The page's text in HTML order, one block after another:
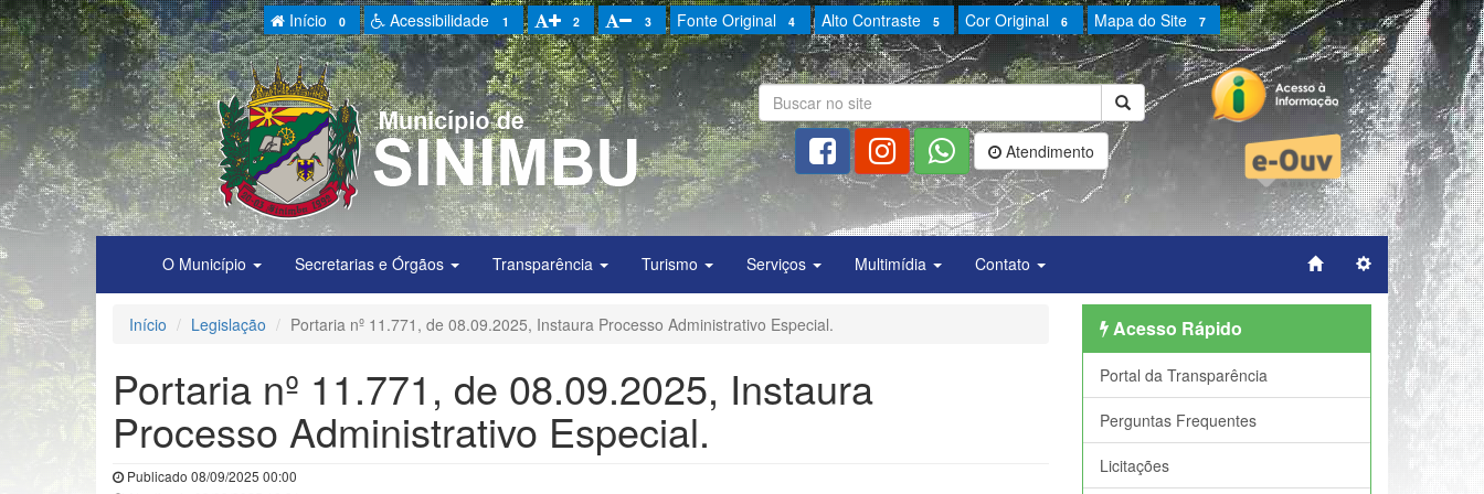
Início 0 Acessibilidade 1 2 3 Fonte Original 4 Alto Contraste 5 Cor Original 6 Mapa do Site 7
Atendimento
O Município Secretarias e Órgãos Transparência Turismo Serviços Multimídia Contato
Início Legislação Portaria nº 11.771, de 08.09.2025, Instaura Processo Administrativo Especial.
Portaria nº 11.771, de 08.09.2025, Instaura
Processo Administrativo Especial.
Publicado 08/09/2025 00:00
Acesso Rápido
Portal da Transparência
Perguntas Frequentes
Licitações